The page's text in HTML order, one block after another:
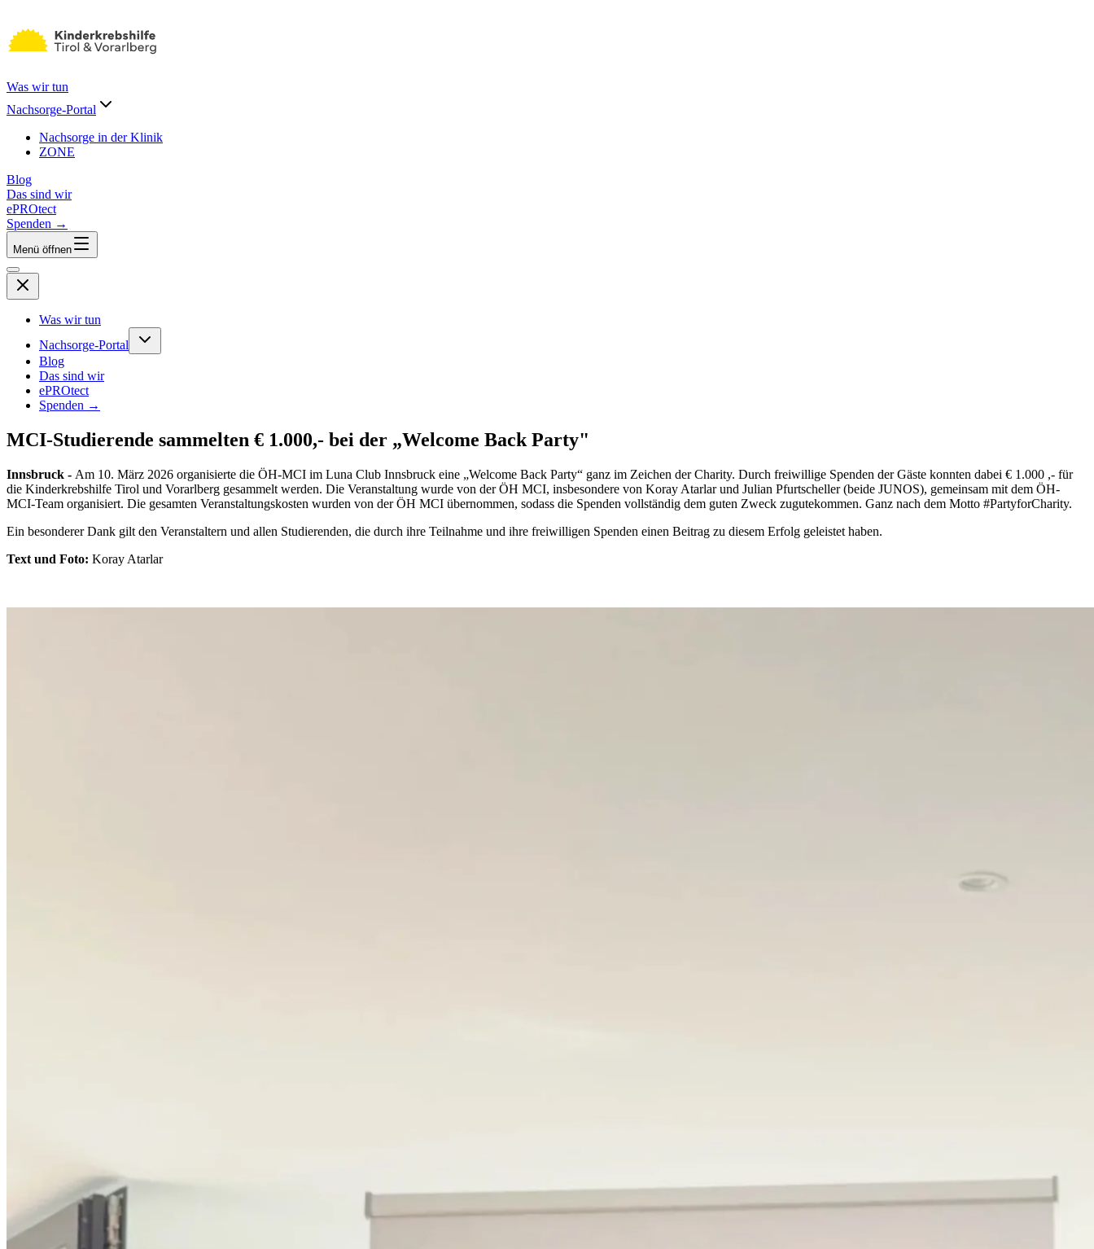
Was wir tun
Nachsorge-Portal
Nachsorge in der Klinik
ZONE
Blog
Das sind wir
ePROtect
Spenden →
Menü öffnen
Was wir tun
Nachsorge-Portal
Blog
Das sind wir
ePROtect
Spenden →
MCI-Studierende sammelten € 1.000,- bei der „Welcome Back Party"
Innsbruck - Am 10. März 2026 organisierte die ÖH-MCI im Luna Club Innsbruck eine „Welcome Back Party“ ganz im Zeichen der Charity. Durch freiwillige Spenden der Gäste konnten dabei € 1.000 ,- für
die Kinderkrebshilfe Tirol und Vorarlberg gesammelt werden. Die Veranstaltung wurde von der ÖH MCI, insbesondere von Koray Atarlar und Julian Pfurtscheller (beide JUNOS), gemeinsam mit dem ÖH-
MCI-Team organisiert. Die gesamten Veranstaltungskosten wurden von der ÖH MCI übernommen, sodass die Spenden vollständig dem guten Zweck zugutekommen. Ganz nach dem Motto #PartyforCharity.
Ein besonderer Dank gilt den Veranstaltern und allen Studierenden, die durch ihre Teilnahme und ihre freiwilligen Spenden einen Beitrag zu diesem Erfolg geleistet haben.
Text und Foto: Koray Atarlar